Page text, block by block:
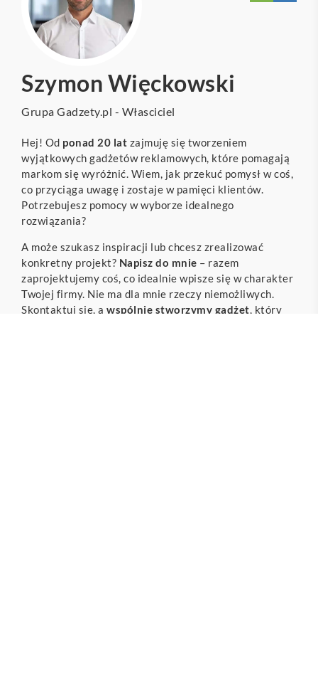
Szymon Więckowski
Grupa Gadzety.pl - Własciciel
Hej! Od ponad 20 lat zajmuję się tworzeniem
wyjątkowych gadżetów reklamowych, które pomagają
markom się wyróżnić. Wiem, jak przekuć pomysł w coś,
co przyciąga uwagę i zostaje w pamięci klientów.
Potrzebujesz pomocy w wyborze idealnego
rozwiązania?
A może szukasz inspiracji lub chcesz zrealizować
konkretny projekt? Napisz do mnie – razem
zaprojektujemy coś, co idealnie wpisze się w charakter
Twojej firmy. Nie ma dla mnie rzeczy niemożliwych.
Skontaktuj się, a wspólnie stworzymy gadżet, który